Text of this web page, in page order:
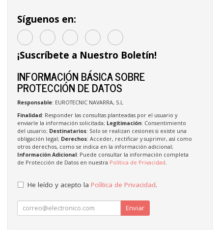
Síguenos en:
¡Suscríbete a Nuestro Boletín!
INFORMACIÓN BÁSICA SOBRE
PROTECCIÓN DE DATOS
Responsable: EUROTECNIC NAVARRA, S.L
Finalidad: Responder las consultas planteadas por el usuario y
enviarle la información solicitada; Legitimación: Consentimiento
del usuario; Destinatarios: Solo se realizan cesiones si existe una
obligación legal; Derechos: Acceder, rectificar y suprimir, así como
otros derechos, como se indica en la información adicional;
Información Adicional: Puede consultar la información completa
de Protección de Datos en nuestra Política de Privacidad.
He leído y acepto la Política de Privacidad.
Enviar